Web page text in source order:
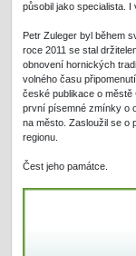
působil jako specialista.
Petr Zuleger byl během
roce 2011 se stal
obnovení hornických
volného času
české publikace o městě
první písemné zmínky o
na město. Zasloužil se o
regionu.
Čest jeho památce.